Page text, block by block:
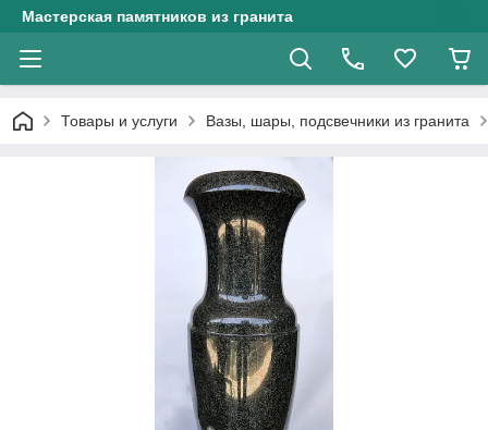
Мастерская памятников из гранита
Товары и услуги Вазы, шары, подсвечники из гранита